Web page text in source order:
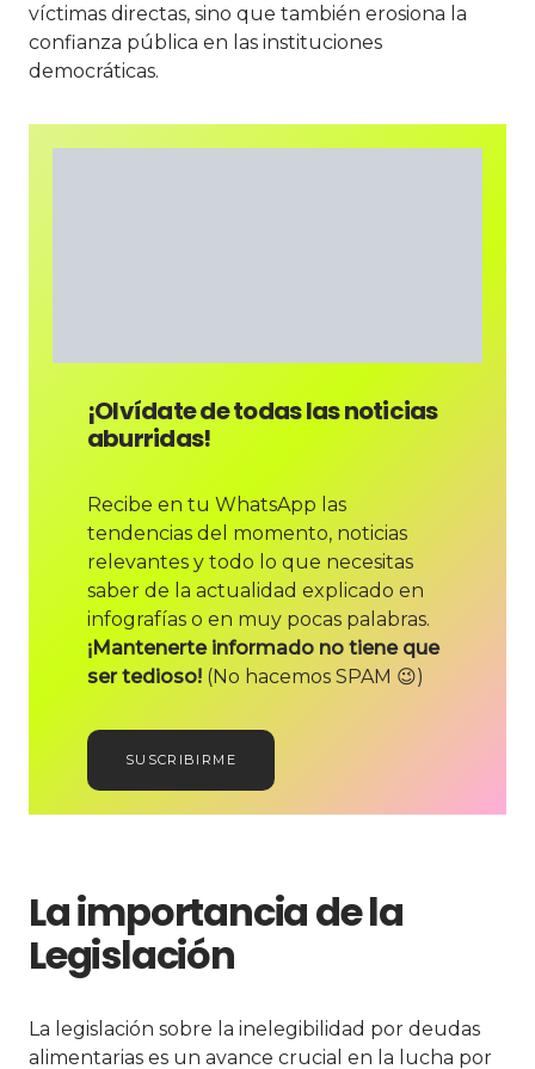
víctimas directas, sino que también erosiona la
confianza pública en las instituciones
democráticas.
¡Olvídate de todas las noticias
aburridas!
Recibe en tu WhatsApp las
tendencias del momento, noticias
relevantes y todo lo que necesitas
saber de la actualidad explicado en
infografías o en muy pocas palabras.
¡Mantenerte informado no tiene que
ser tedioso!(No hacemos SPAM 😉)
SUSCRIBIRME
La importancia de la
Legislación
La legislación sobre la inelegibilidad por deudas
alimentarias es un avance crucial en la lucha por